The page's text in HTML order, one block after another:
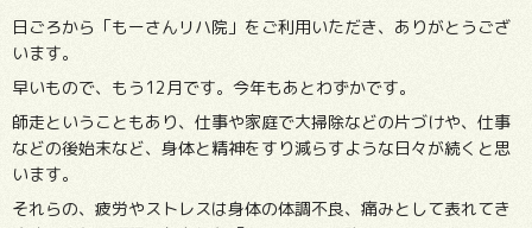
日ごろから「もーさんリハ院」をご利用いただき、ありがとうござ
います。
早いもので、もう12月です。今年もあとわずかです。
師走ということもあり、仕事や家庭で大掃除などの片づけや、仕事
などの後始末など、身体と精神をすり減らすような日々が続くと思
います。
それらの、疲労やストレスは身体の体調不良、痛みとして表れてき